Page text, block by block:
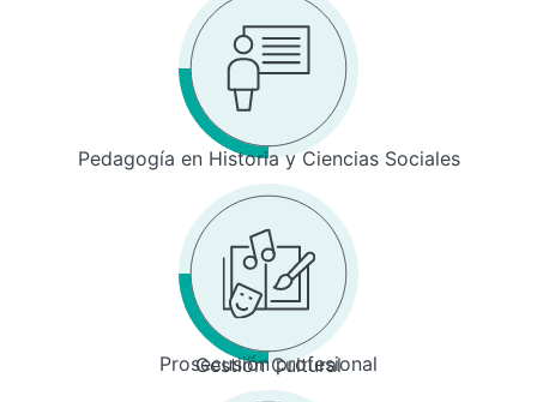
Pedagogía en Historia y Ciencias Sociales
Prosecusión profesional
Gestión Cultural